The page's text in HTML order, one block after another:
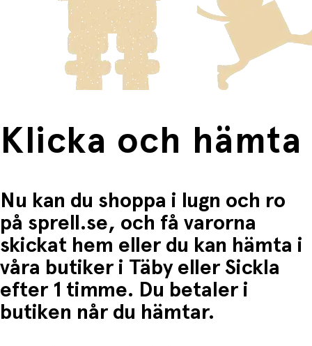
innebär en högre fraktkostnad.
Produkter som omfattas av detta är tydligt märkta, och
frakten för dessa varor visas i kassan.
Fri frakt när du handlar för mer än 1500:-
Klicka och hämta
Nu kan du shoppa i lugn och ro
på sprell.se, och få varorna
skickat hem eller du kan hämta i
våra butiker i Täby eller Sickla
efter 1 timme. Du betaler i
butiken når du hämtar.